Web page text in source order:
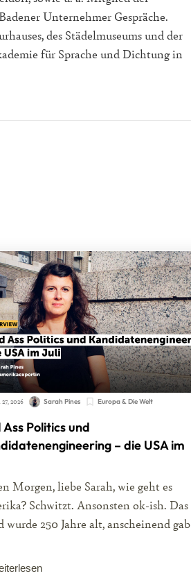
Unternehmer Gespräche.
des Städelmuseums und der
für Sprache und Dichtung in
2026 Sarah Pines Europa & Die Welt
Ass Politics und
– die USA im
Morgen, liebe Sarah, wie geht es
Schwitzt. Ansonsten ok-ish. Das
wurde 250 Jahre alt, anscheinend gab